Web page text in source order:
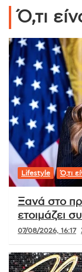
Ό,τι
Lifestyle Ό,τι
Ξανά στο
ετοιμάζει
07/08/2026, 16:17